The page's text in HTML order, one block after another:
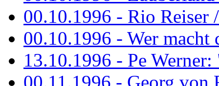
00.10.1996 - Rio Reiser
00.10.1996 - Wer macht
13.10.1996 - Pe
00.11.1996 - Georg von